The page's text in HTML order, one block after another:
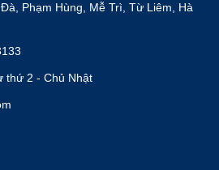
Phạm Hùng, Mễ Trì, Từ Liêm, Hà
thứ 2 - Chủ Nhật